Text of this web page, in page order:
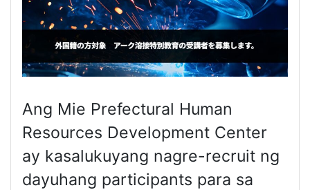
Ang Mie Prefectural Human
Resources Development Center
ay kasalukuyang nagre-recruit ng
dayuhang participants para sa